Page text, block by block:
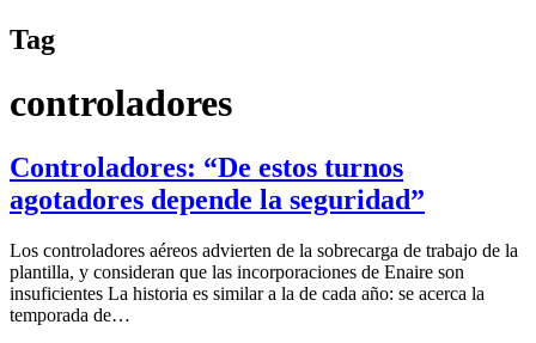
Tag
controladores
Controladores: “De estos turnos
agotadores depende la seguridad”
Los controladores aéreos advierten de la sobrecarga de trabajo de la
plantilla, y consideran que las incorporaciones de Enaire son
insuficientes La historia es similar a la de cada año: se acerca la
temporada de…